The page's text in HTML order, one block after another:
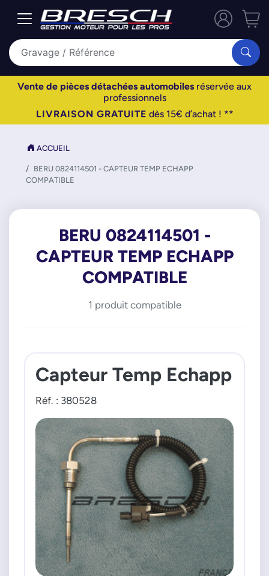
Vente de pièces détachées automobiles réservée aux
professionnels
LIVRAISON GRATUITE dès 15€ d’achat ! **
ACCUEIL
BERU 0824114501 - CAPTEUR TEMP ECHAPP
COMPATIBLE
BERU 0824114501 -
CAPTEUR TEMP ECHAPP
COMPATIBLE
1 produit compatible
Capteur Temp Echapp
Réf. : 380528